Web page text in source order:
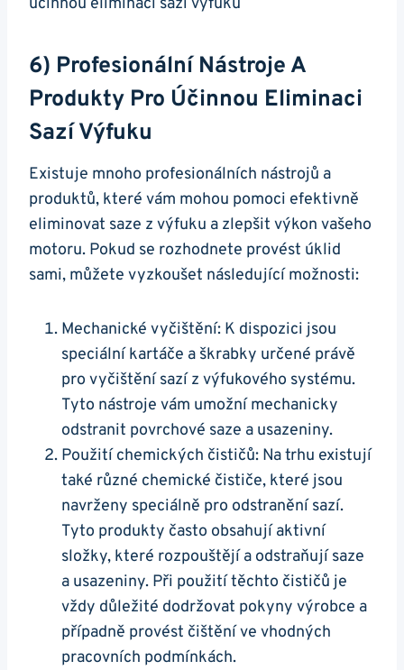
6) Profesionální Nástroje⁢ A
Produkty Pro Účinnou ‌eliminaci‌
Sazí Výfuku
Existuje mnoho⁤ profesionálních nástrojů⁢ a
produktů, ‍které vám mohou pomoci efektivně
eliminovat saze z výfuku‍ a⁣ zlepšit výkon vašeho
motoru.‌ Pokud se rozhodnete provést úklid
sami, můžete vyzkoušet následující možnosti:
Mechanické vyčištění: K dispozici jsou
speciální⁢ kartáče a⁣ škrabky určené právě
pro vyčištění sazí z výfukového systému.⁢
Tyto ⁤nástroje vám ​umožní mechanicky
odstranit ‌povrchové‌ saze a usazeniny.
Použití chemických čističů: Na trhu existují
také různé ⁣chemické čističe, které jsou
navrženy speciálně pro‍ odstranění sazí.
Tyto produkty často​ obsahují aktivní
⁣složky, které rozpouštějí a odstraňují ​saze
a usazeniny. Při použití​ těchto čističů je
vždy důležité‍ dodržovat pokyny výrobce a
případně provést‍ čištění ve vhodných
⁣pracovních podmínkách.